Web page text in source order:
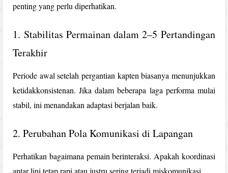
penting yang perlu diperhatikan.
1. Stabilitas Permainan dalam 2–5 Pertandingan
Terakhir
Periode awal setelah pergantian kapten biasanya menunjukkan
ketidakkonsistenan. Jika dalam beberapa laga performa mulai
stabil, ini menandakan adaptasi berjalan baik.
2. Perubahan Pola Komunikasi di Lapangan
Perhatikan bagaimana pemain berinteraksi. Apakah koordinasi
antar lini tetap rapi atau justru sering terjadi miskomunikasi.